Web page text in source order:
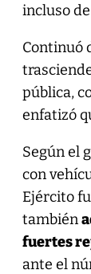
incluso
Continuó
pública,
enfatizó
Según el
con
Ejército
también
fuertes
ante el